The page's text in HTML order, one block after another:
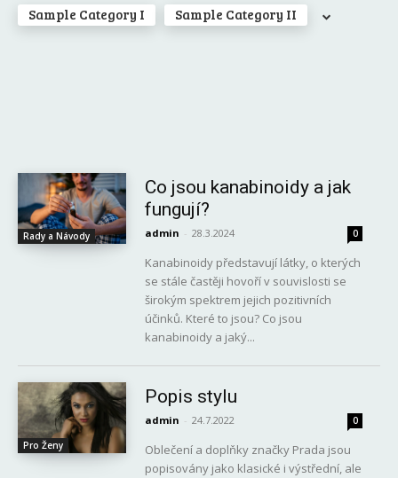
Sample Category I Sample Category II
Rady a Návody
Co jsou kanabinoidy a jak
fungují?
admin - 28.3.2024 0
Kanabinoidy představují látky, o kterých
se stále častěji hovoří v souvislosti se
širokým spektrem jejich pozitivních
účinků. Které to jsou? Co jsou
kanabinoidy a jaký...
Pro Ženy
Popis stylu
admin - 24.7.2022 0
Oblečení a doplňky značky Prada jsou
popisovány jako klasické i výstřední, ale